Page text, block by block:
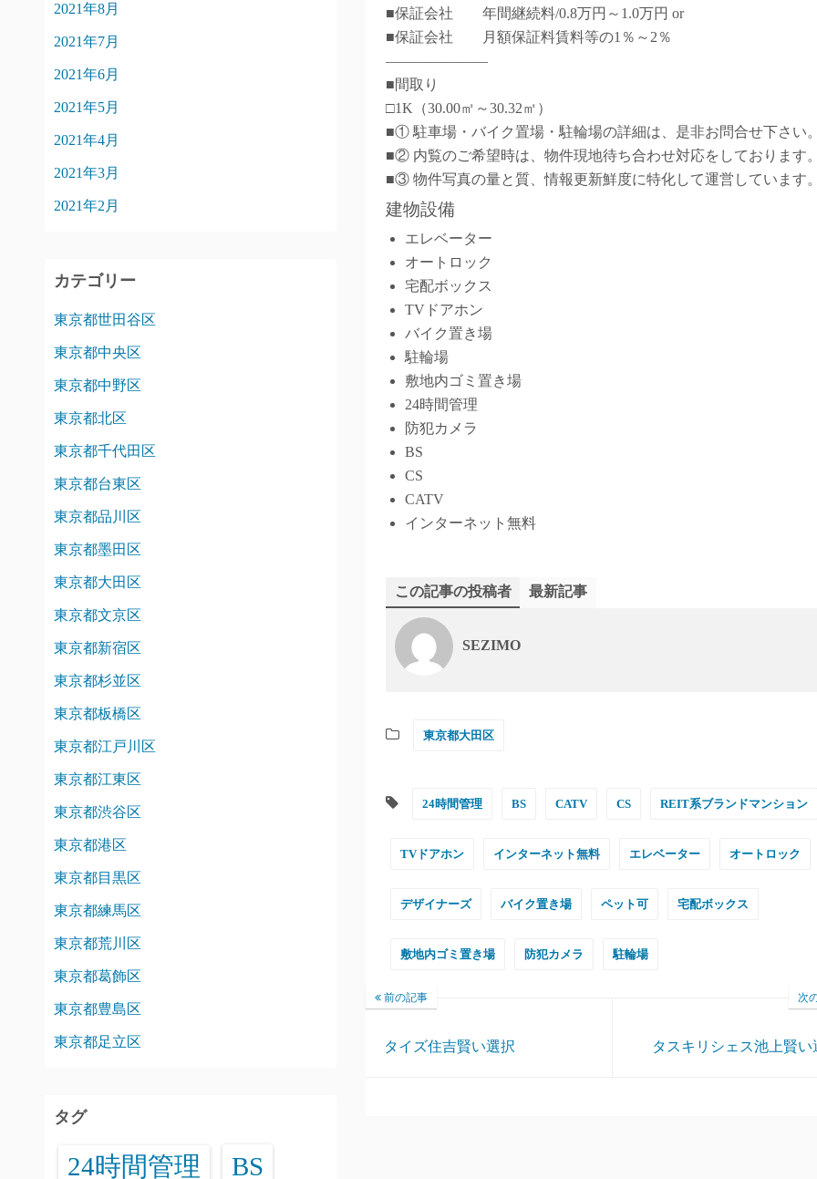
■保証会社 年間継続料/0.8万円～1.0万円 or
■保証会社 月額保証料賃料等の1％～2％
―――――――
■間取り
□1K（30.00㎡～30.32㎡）
■① 駐車場・バイク置場・駐輪場の詳細は、是非お問合せ下さい
■② 内覧のご希望時は、物件現地待ち合わせ対応をしております
■③ 物件写真の量と質、情報更新鮮度に特化して運営しています
建物設備
エレベーター
オートロック
宅配ボックス
TVドアホン
バイク置き場
駐輪場
敷地内ゴミ置き場
24時間管理
防犯カメラ
BS
CS
CATV
インターネット無料
この記事の投稿者 最新記事
SEZIMO
東京都大田区
24時間管理 BS CATV CS REIT系ブランドマンション
TVドアホン インターネット無料 エレベーター オートロック
デザイナーズ バイク置き場 ペット可 宅配ボックス
敷地内ゴミ置き場 防犯カメラ 駐輪場
前の記事
タイズ住吉賢い選択
次
タスキリシェス池上賢い
2021年8月
2021年7月
2021年6月
2021年5月
2021年4月
2021年3月
2021年2月
カテゴリー
東京都世田谷区
東京都中央区
東京都中野区
東京都北区
東京都千代田区
東京都台東区
東京都品川区
東京都墨田区
東京都大田区
東京都文京区
東京都新宿区
東京都杉並区
東京都板橋区
東京都江戸川区
東京都江東区
東京都渋谷区
東京都港区
東京都目黒区
東京都練馬区
東京都荒川区
東京都葛飾区
東京都豊島区
東京都足立区
タグ
24時間管理 BS